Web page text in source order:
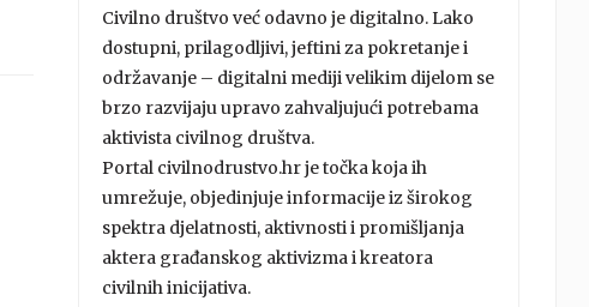
Civilno društvo već odavno je digitalno. Lako
dostupni, prilagodljivi, jeftini za pokretanje i
održavanje – digitalni mediji velikim dijelom se
brzo razvijaju upravo zahvaljujući potrebama
aktivista civilnog društva.
Portal civilnodrustvo.hr je točka koja ih
umrežuje, objedinjuje informacije iz širokog
spektra djelatnosti, aktivnosti i promišljanja
aktera građanskog aktivizma i kreatora
civilnih inicijativa.